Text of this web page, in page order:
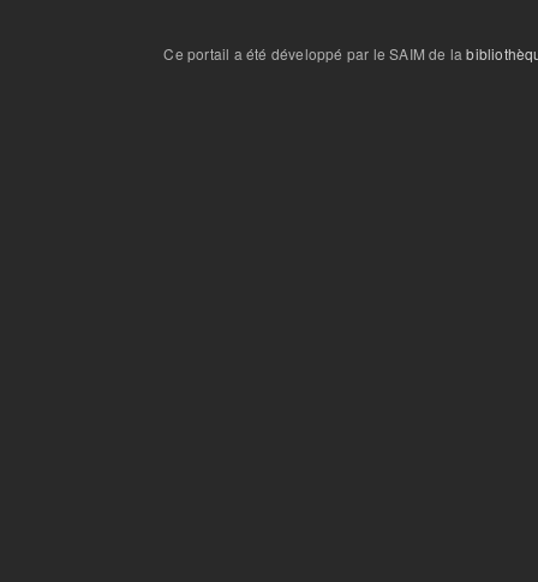
Ce portail a été développé par le SAIM de la